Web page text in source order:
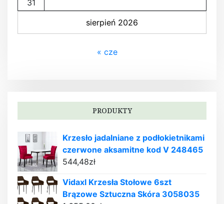
sierpień 2026
31
« cze
PRODUKTY
Krzesło jadalniane z podłokietnikami
czerwone aksamitne kod V 248465
544,48zł
Vidaxl Krzesła Stołowe 6szt
Brązowe Sztuczna Skóra 3058035